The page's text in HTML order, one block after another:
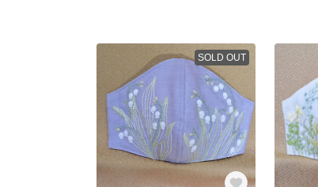
SOLD OUT